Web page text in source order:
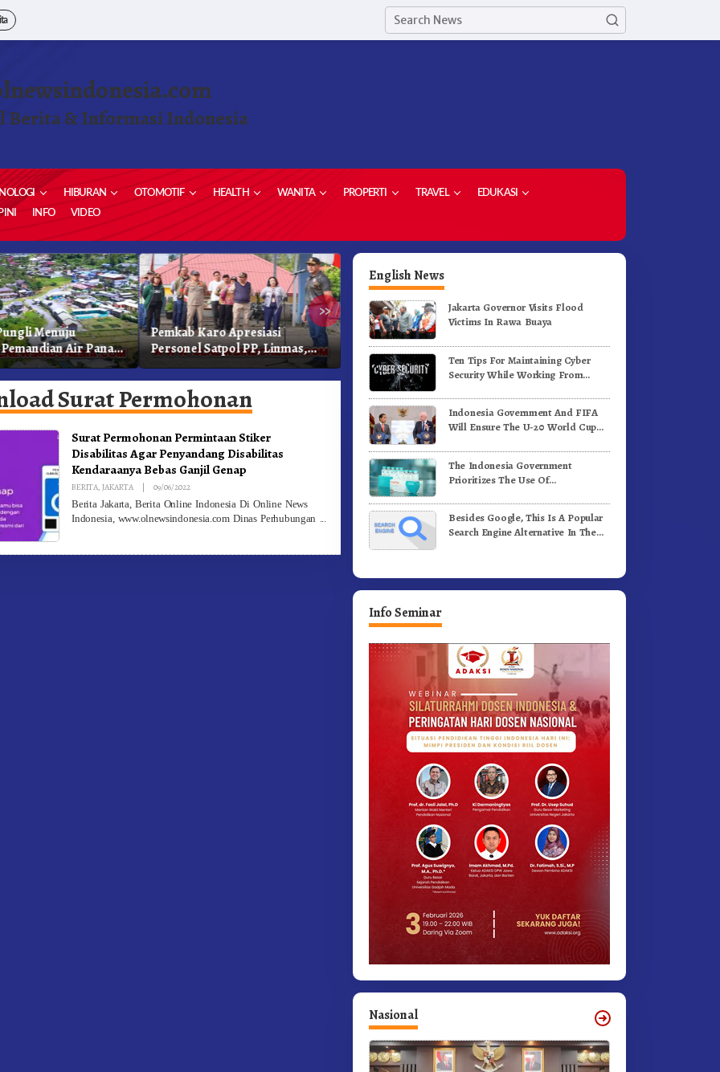
Berita & Informasi Indonesia
HIBURAN OTOMOTIF HEALTH WANITA PROPERTI TRAVEL
EDUKASI
INFO VIDEO
»
Menuju
Air Panas
Gunung – Doulu Foto
Pemkab Karo Apresiasi
Personel Satpol PP, Linmas,
Dan Pemadam Kebakaran
Gerak Jalan Tingkat SD dan
SMP Untuk Meriahkan HUT RI
Ke-81 Dibuka Sekda Karo
Karo Pimpin Laskar Biru
Bergerak.!
Surat Permohonan
Surat Permohonan Permintaan Stiker
Disabilitas Agar Penyandang Disabilitas
Kendaraanya Bebas Ganjil Genap
BERITA,JAKARTA | 09/06/2022By
Berita Jakarta, Berita Online Indonesia Di Online News
Indonesia, www.olnewsindonesia.com Dinas Perhubungan
English News
Jakarta Governor Visits Flood
Victims In Rawa Buaya
Ten Tips For Maintaining Cyber
Security While Working From
Indonesia Government And FIFA
Will Ensure The U-20 World Cup
Standards
The Indonesia Government
Prioritizes The Use Of
Vaccines
Besides Google, This Is A Popular
Search Engine Alternative In The
Info Seminar
Nasional